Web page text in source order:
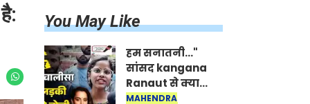
You May Like
हम सनातनी..."
सांसद kangana
Ranaut से क्या
बोली लड़की? Viral
MAHENDRA